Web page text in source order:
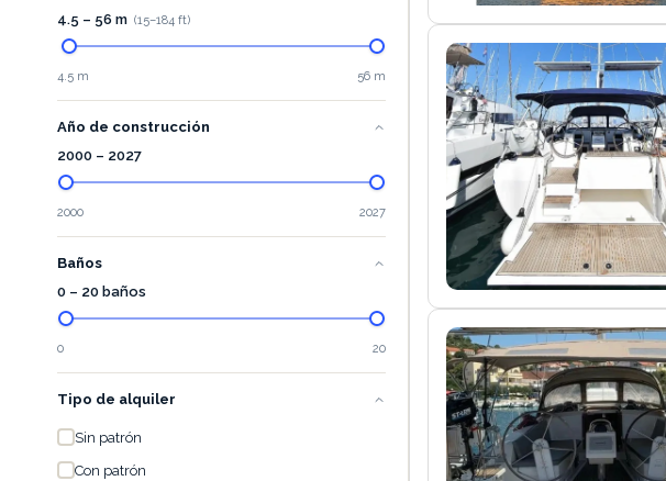
4.5 – 56 m (15–184 ft)
4.5 m 56 m
Año de construcción
2000 – 2027
2000 2027
Baños
0 – 20 baños
0 20
Tipo de alquiler
Sin patrón
Con patrón